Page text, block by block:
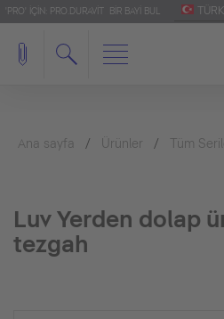
'PRO' IÇIN: PRO.DURAVIT BIR BAYI BUL
Ana sayfa Ürünler Tüm
Luv Yerden dolap
tezgah